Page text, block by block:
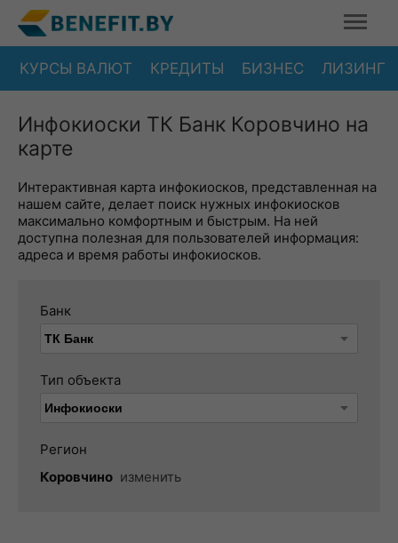
КУРСЫ ВАЛЮТ КРЕДИТЫ БИЗНЕС ЛИЗИНГ
Инфокиоски ТК Банк Коровчино на
карте
Интерактивная карта инфокиосков, представленная на
нашем сайте, делает поиск нужных инфокиосков
максимально комфортным и быстрым. На ней
доступна полезная для пользователей информация:
адреса и время работы инфокиосков.
Банк
Тип объекта
Регион
Коровчино изменить